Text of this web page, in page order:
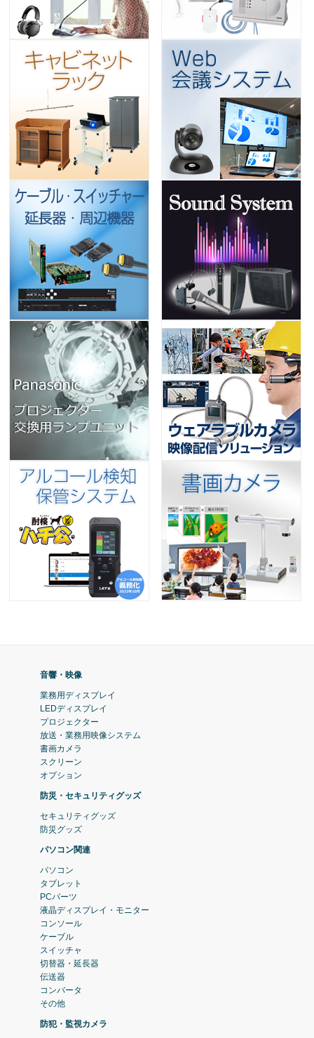
音響・映像
業務用ディスプレイ
LEDディスプレイ
プロジェクター
放送・業務用映像システム
書画カメラ
スクリーン
オプション
防災・セキュリティグッズ
セキュリティグッズ
防災グッズ
パソコン関連
パソコン
タブレット
PCパーツ
液晶ディスプレイ・モニター
コンソール
ケーブル
スイッチャ
切替器・延長器
伝送器
コンバータ
その他
防犯・監視カメラ